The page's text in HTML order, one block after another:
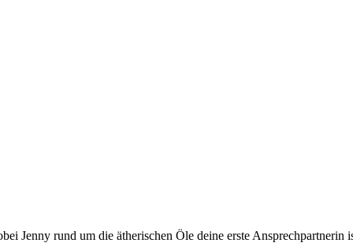
Jenny rund um die ätherischen Öle deine erste Ansprechpartnerin